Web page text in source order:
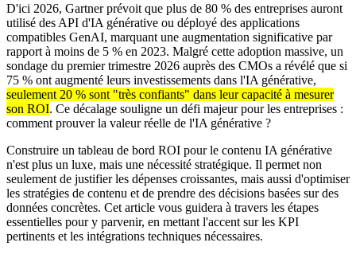
D'ici 2026, Gartner prévoit que plus de 80 % des entreprises auront
utilisé des API d'IA générative ou déployé des applications
compatibles GenAI, marquant une augmentation significative par
rapport à moins de 5 % en 2023. Malgré cette adoption massive, un
sondage du premier trimestre 2026 auprès des CMOs a révélé que si
75 % ont augmenté leurs investissements dans l'IA générative,
seulement 20 % sont "très confiants" dans leur capacité à mesurer
son ROI. Ce décalage souligne un défi majeur pour les entreprises :
comment prouver la valeur réelle de l'IA générative ?
Construire un tableau de bord ROI pour le contenu IA générative
n'est plus un luxe, mais une nécessité stratégique. Il permet non
seulement de justifier les dépenses croissantes, mais aussi d'optimiser
les stratégies de contenu et de prendre des décisions basées sur des
données concrètes. Cet article vous guidera à travers les étapes
essentielles pour y parvenir, en mettant l'accent sur les KPI
pertinents et les intégrations techniques nécessaires.